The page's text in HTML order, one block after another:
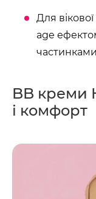
Для
age
BB креми
і комфорт